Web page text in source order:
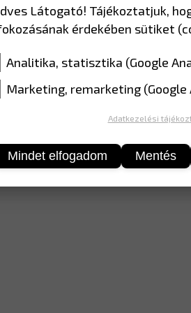
12
Látogató! Tájékoztatjuk,
érdekében sütiket
Analitika, statisztika (Google
Marketing, remarketing (Google
Adatkezelési
Mindet elfogadom Mentés